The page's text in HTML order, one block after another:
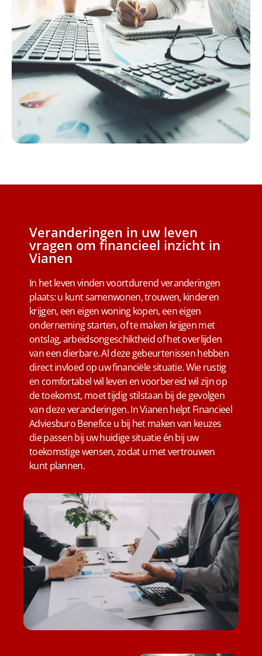
Veranderingen in uw leven
vragen om financieel inzicht in
Vianen
In het leven vinden voortdurend veranderingen
plaats: u kunt samenwonen, trouwen, kinderen
krijgen, een eigen woning kopen, een eigen
onderneming starten, of te maken krijgen met
ontslag, arbeidsongeschiktheid of het overlijden
van een dierbare. Al deze gebeurtenissen hebben
direct invloed op uw financiële situatie. Wie rustig
en comfortabel wil leven en voorbereid wil zijn op
de toekomst, moet tijdig stilstaan bij de gevolgen
van deze veranderingen. In Vianen helpt Financieel
Adviesburo Benefice u bij het maken van keuzes
die passen bij uw huidige situatie én bij uw
toekomstige wensen, zodat u met vertrouwen
kunt plannen.